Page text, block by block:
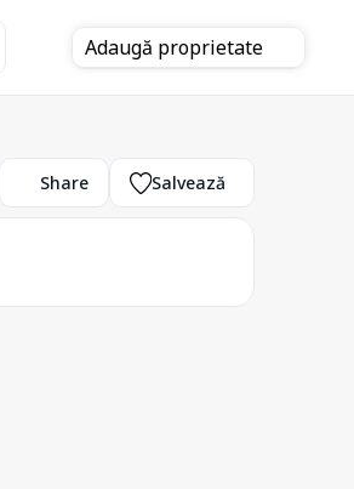
Adaugă proprietate
Share Salvează